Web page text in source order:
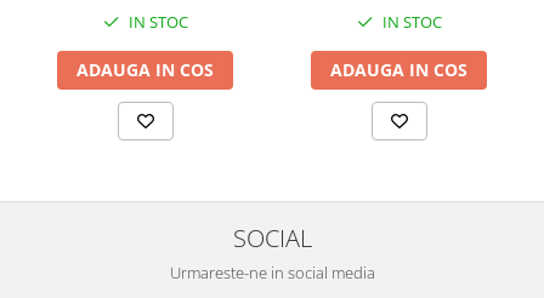
IN STOC
ADAUGA IN COS
IN STOC
ADAUGA IN COS
SOCIAL
Urmareste-ne in social media